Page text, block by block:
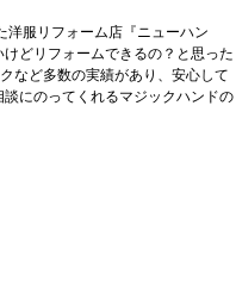
服リフォーム店『ニューハン
どリフォームできるの？と思った
ど多数の実績があり、安心して
にのってくれるマジックハンドの